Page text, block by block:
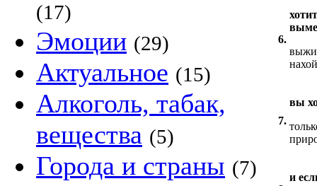
(17)
Эмоции (29)
Актуальное (15)
Алкоголь, табак,
вещества (5)
Города и страны (7)
6.
7.
вы
и